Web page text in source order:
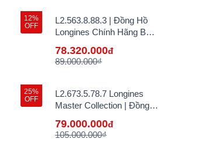
12%
OFF
L2.563.8.88.3 | Đồng Hồ
Longines Chính Hãng Bán
78.320.000đ
89.000.000₫
25%
OFF
L2.673.5.78.7 Longines
Master Collection | Đồng
Bán Lẻ Tại VN
79.000.000đ
105.000.000₫